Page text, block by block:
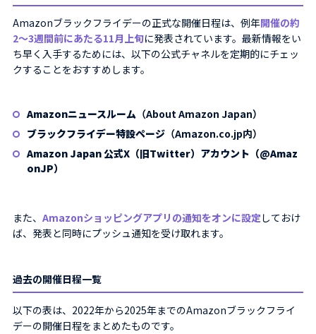
Amazonブラックフライデーの正式な開催日程は、例年開催の約
2～3週間前にあたる11月上旬に発表されています。最新情報をい
ち早く入手するためには、以下の公式チャネルを定期的にチェッ
クすることをおすすめします。
Amazonニュースルーム（About Amazon Japan）
ブラックフライデー特設ページ（Amazon.co.jp内）
Amazon Japan 公式X（旧Twitter）アカウント（@Amaz
onJP）
また、 Amazonショッピングアプリの通知をオンに設定しておけ
ば、発表と同時にプッシュ通知を受け取れます。
過去の開催日程一覧
以下の表は、2022年から2025年までのAmazonブラックフライ
デーの開催日程をまとめたものです。